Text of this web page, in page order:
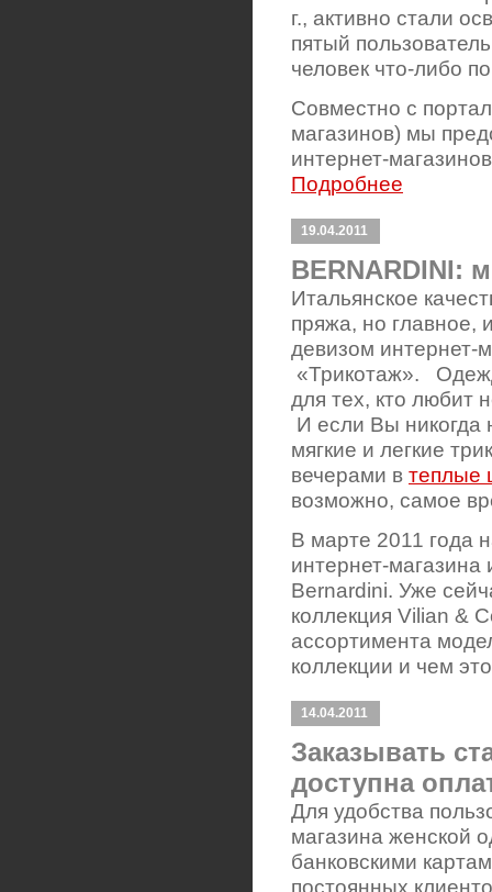
г., активно стали
пятый
человек что-либо
Совместно с
магазинов) мы
интернет-
Подробнее
19.04.2011
BERNARDINI:
Итальянское
пряжа, но главное,
девизом интернет-
«Трикотаж».
для тех, кто любит
И если Вы никогда
мягкие и легкие
вечерами в теплые
возможно, самое
В марте 2011 года
интернет-
Bernardini. Уже
коллекция Vilian &
ассортимента
коллекции и чем
14.04.2011
Заказывать
доступна
Для удобства
магазина женской
банковскими
постоянных